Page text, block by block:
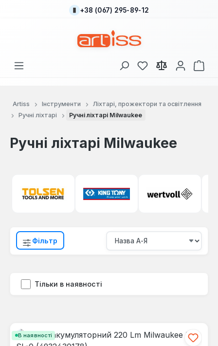
Перейти до основного вмісту
+38 (067) 295-89-12
У вас є 0 у списку
Artiss Інструменти
Ліхтарі, прожектори та освітлення
Ручні ліхтарі
Ручні ліхтарі Milwaukee
Ручні ліхтарі Milwaukee
Фільтр
Тільки в наявності
В наявності